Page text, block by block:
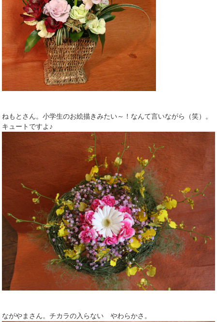
ねもとさん。小学生のお絵描きみたい～！なんて言いながら（笑）。
キュートですよ♪
ながやまさん。チカラの入らない やわらかさ。